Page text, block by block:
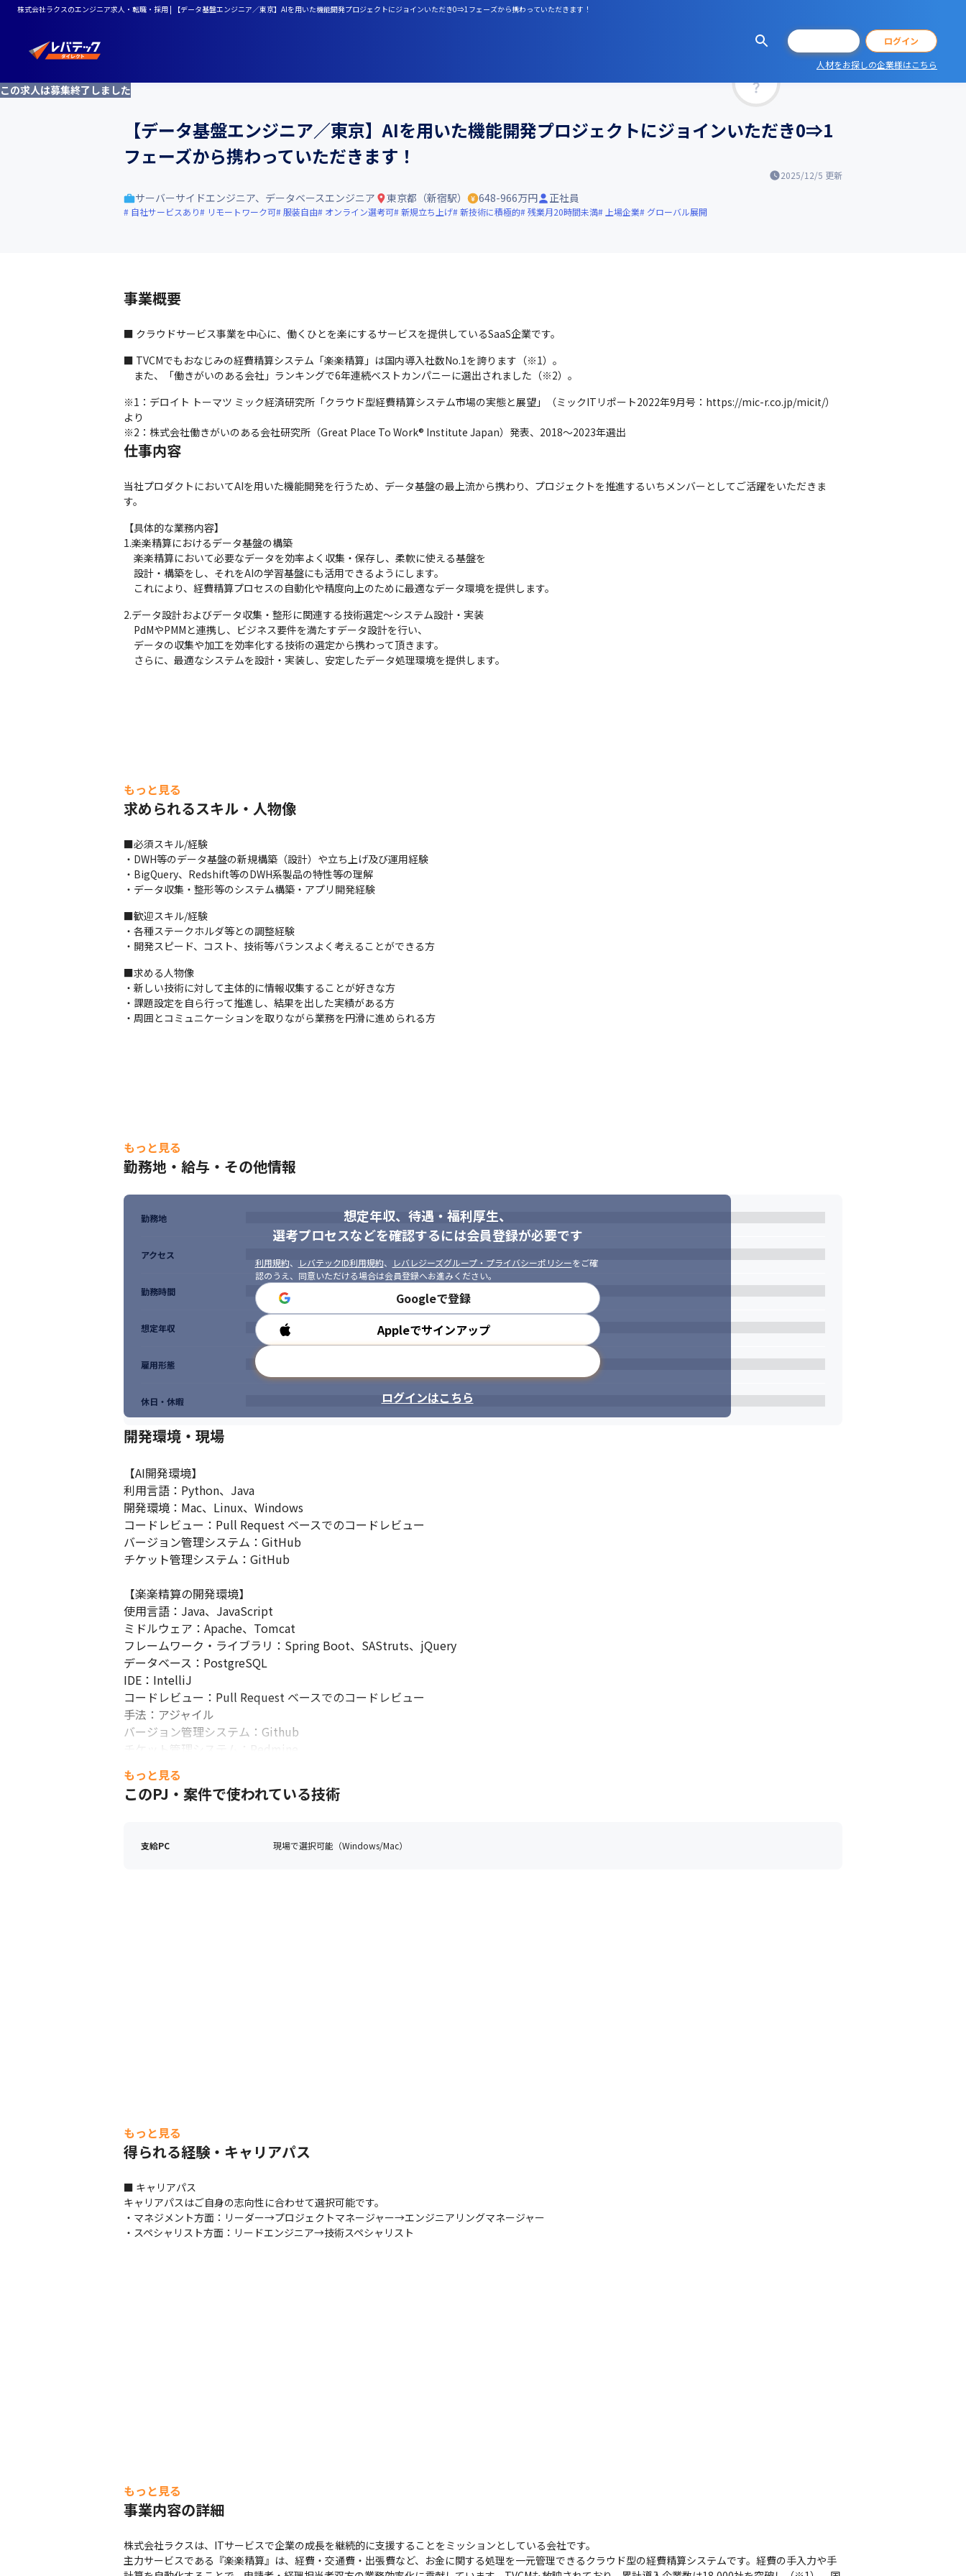
株式会社ラクスのエンジニア求人・転職・採用 | 【データ基盤エンジニア／東京】AIを用いた機能開発プロジェクトにジョインいただき0⇒1フェーズから携わっていただきます！
ログイン
人材をお探しの企業様はこちら
この求人は募集終了しました
【データ基盤エンジニア／東京】AIを用いた機能開発プロジェクトにジョインいただき0⇒1
フェーズから携わっていただきます！
2025/12/5 更新
サーバーサイドエンジニア、データベースエンジニア 東京都（新宿駅） 648-966万円 正社員
自社サービスあり リモートワーク可 服装自由 オンライン選考可 新規立ち上げ 新技術に積極的 残業月20時間未満 上場企業 グローバル展開
事業概要
■ クラウドサービス事業を中心に、働くひとを楽にするサービスを提供しているSaaS企業です。
■ TVCMでもおなじみの経費精算システム「楽楽精算」は国内導入社数No.1を誇ります（※1）。
また、「働きがいのある会社」ランキングで6年連続ベストカンパニーに選出されました（※2）。
※1：デロイト トーマツ ミック経済研究所「クラウド型経費精算システム市場の実態と展望」（ミックITリポート2022年9月号：https://mic-r.co.jp/micit/）
より
※2：株式会社働きがいのある会社研究所（Great Place To Work® Institute Japan）発表、2018～2023年選出
仕事内容
当社プロダクトにおいてAIを用いた機能開発を行うため、データ基盤の最上流から携わり、プロジェクトを推進するいちメンバーとしてご活躍をいただきま
す。
【具体的な業務内容】
1.楽楽精算におけるデータ基盤の構築
楽楽精算において必要なデータを効率よく収集・保存し、柔軟に使える基盤を
設計・構築をし、それをAIの学習基盤にも活用できるようにします。
これにより、経費精算プロセスの自動化や精度向上のために最適なデータ環境を提供します。
2.データ設計およびデータ収集・整形に関連する技術選定～システム設計・実装
PdMやPMMと連携し、ビジネス要件を満たすデータ設計を行い、
データの収集や加工を効率化する技術の選定から携わって頂きます。
さらに、最適なシステムを設計・実装し、安定したデータ処理環境を提供します。
もっと見る
求められるスキル・人物像
■必須スキル/経験
・DWH等のデータ基盤の新規構築（設計）や立ち上げ及び運用経験
・BigQuery、Redshift等のDWH系製品の特性等の理解
・データ収集・整形等のシステム構築・アプリ開発経験
■歓迎スキル/経験
・各種ステークホルダ等との調整経験
・開発スピード、コスト、技術等バランスよく考えることができる方
■求める人物像
・新しい技術に対して主体的に情報収集することが好きな方
・課題設定を自ら行って推進し、結果を出した実績がある方
・周囲とコミュニケーションを取りながら業務を円滑に進められる方
もっと見る
勤務地・給与・その他情報
想定年収、待遇・福利厚生、
選考プロセスなどを確認するには会員登録が必要です
利用規約、 レバテックID利用規約、 レバレジーズグループ・プライバシーポリシーをご確
認のうえ、同意いただける場合は会員登録へお進みください。
Googleで登録
Appleでサインアップ
ログインはこちら
勤務地
アクセス
勤務時間
想定年収
雇用形態
休日・休暇
開発環境・現場
【AI開発環境】
利用言語：Python、Java
開発環境：Mac、Linux、Windows
コードレビュー：Pull Request ベースでのコードレビュー
バージョン管理システム：GitHub
チケット管理システム：GitHub
【楽楽精算の開発環境】
使用言語：Java、JavaScript
ミドルウェア：Apache、Tomcat
フレームワーク・ライブラリ：Spring Boot、SAStruts、jQuery
データベース：PostgreSQL
IDE：IntelliJ
コードレビュー：Pull Request ベースでのコードレビュー
手法：アジャイル
バージョン管理システム：Github
チケット管理システム：Redmine
CI、テスト：Jenkins、gradle、Selenium/Selenide
その他ツール：Flyway、Docker
PC：ノートPC（Windows or Mac選択可能）
【データ基盤環境】
もっと見る
このPJ・案件で使われている技術
支給PC 現場で選択可能（Windows/Mac）
もっと見る
得られる経験・キャリアパス
■ キャリアパス
キャリアパスはご自身の志向性に合わせて選択可能です。
・マネジメント方面：リーダー→プロジェクトマネージャー→エンジニアリングマネージャー
・スペシャリスト方面：リードエンジニア→技術スペシャリスト
もっと見る
事業内容の詳細
株式会社ラクスは、ITサービスで企業の成長を継続的に支援することをミッションとしている会社です。
主力サービスである『楽楽精算』は、経費・交通費・出張費など、お金に関する処理を一元管理できるクラウド型の経費精算システムです。経費の手入力や手